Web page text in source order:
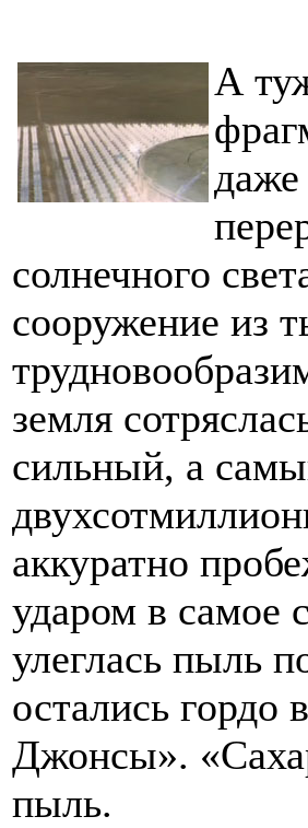
А
солнечного
сооружение из
земля
сильный, а
аккуратно
ударом в самое
улеглась пыль
остались гордо
Джонсы».
пыль.